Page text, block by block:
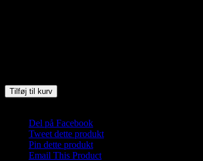
Tilføj til kurv
Del på Facebook
Tweet dette produkt
Pin dette produkt
Email This Product